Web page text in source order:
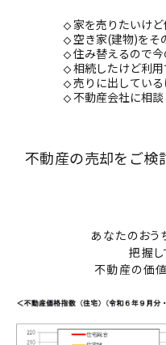
家を売りたいけ
空き家(建物)をそ
住み替えるので
相続したけど利
売りに出してい
不動産会社に相
不動産の売却をご検
あなたのおう
把握し
不動産の価